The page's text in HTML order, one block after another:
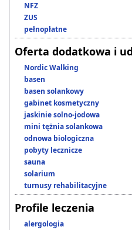
NFZ
ZUS
pełnopłatne
Oferta dodatkowa i
Nordic Walking
basen
basen solankowy
gabinet kosmetyczny
jaskinie solno-jodowa
mini tężnia solankowa
odnowa biologiczna
pobyty lecznicze
sauna
solarium
turnusy rehabilitacyjne
Profile leczenia
alergologia